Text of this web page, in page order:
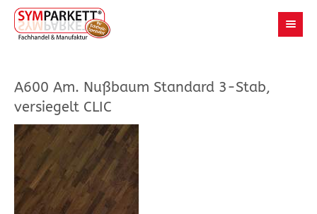
A600 Am. Nußbaum Standard 3-Stab,
versiegelt CLIC